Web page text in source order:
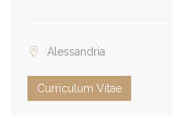
Alessandria
Curriculum Vitae